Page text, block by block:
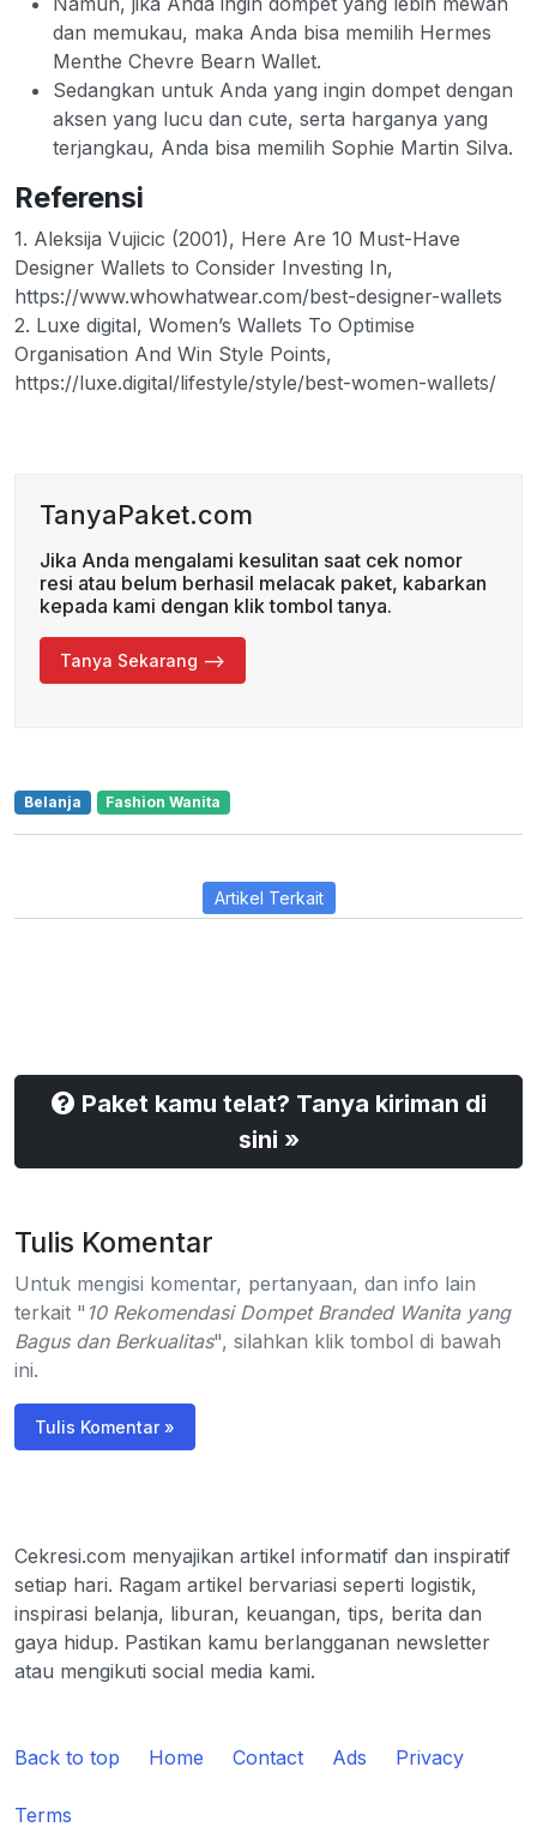
dan memukau, maka Anda bisa memilih Hermes
Menthe Chevre Bearn Wallet.
Sedangkan untuk Anda yang ingin dompet dengan
aksen yang lucu dan cute, serta harganya yang
terjangkau, Anda bisa memilih Sophie Martin Silva.
Referensi
1. Aleksija Vujicic (2001), Here Are 10 Must-Have
Designer Wallets to Consider Investing In,
https://www.whowhatwear.com/best-designer-wallets
2. Luxe digital, Women’s Wallets To Optimise
Organisation And Win Style Points,
https://luxe.digital/lifestyle/style/best-women-wallets/
TanyaPaket.com
Jika Anda mengalami kesulitan saat cek nomor
resi atau belum berhasil melacak paket, kabarkan
kepada kami dengan klik tombol tanya.
Tanya Sekarang -->
Belanja Fashion Wanita
Artikel Terkait
Paket kamu telat? Tanya kiriman di
sini »
Tulis Komentar
Untuk mengisi komentar, pertanyaan, dan info lain
terkait " 10 Rekomendasi Dompet Branded Wanita yang
Bagus dan Berkualitas", silahkan klik tombol di bawah
ini.
Tulis Komentar »
Cekresi.com menyajikan artikel informatif dan inspiratif
setiap hari. Ragam artikel bervariasi seperti logistik,
inspirasi belanja, liburan, keuangan, tips, berita dan
gaya hidup. Pastikan kamu berlangganan newsletter
atau mengikuti social media kami.
Back to top Home Contact Ads Privacy
Terms